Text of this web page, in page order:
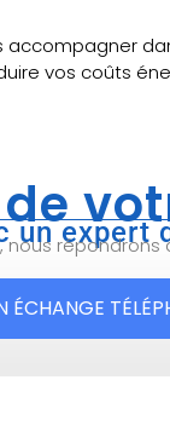
accompagner
vos coûts
un expert
ÉCHANGE